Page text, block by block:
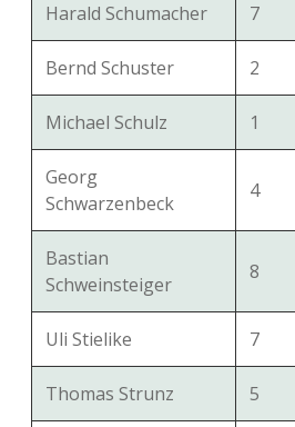
Harald Schumacher 7
Bernd Schuster 2
Michael Schulz 1
Georg
Schwarzenbeck
4
Bastian
Schweinsteiger
8
Uli Stielike 7
Thomas Strunz 5